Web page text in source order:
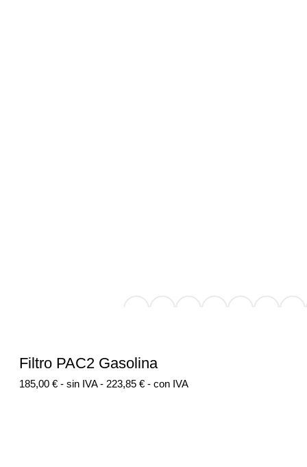
Filtro PAC2 Gasolina
185,00 € - sin IVA - 223,85 € - con IVA